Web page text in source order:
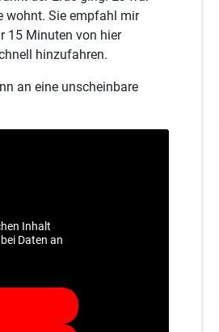
wohnt. Sie empfahl mir
15 Minuten von hier
hinzufahren.
an eine unscheinbare
Inhalt
Daten an